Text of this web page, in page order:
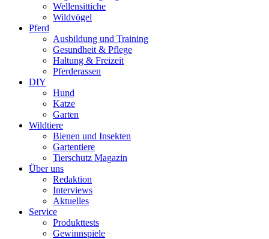
Wellensittiche
Wildvögel
Pferd
Ausbildung und Training
Gesundheit & Pflege
Haltung & Freizeit
Pferderassen
DIY
Hund
Katze
Garten
Wildtiere
Bienen und Insekten
Gartentiere
Tierschutz Magazin
Über uns
Redaktion
Interviews
Aktuelles
Service
Produkttests
Gewinnspiele